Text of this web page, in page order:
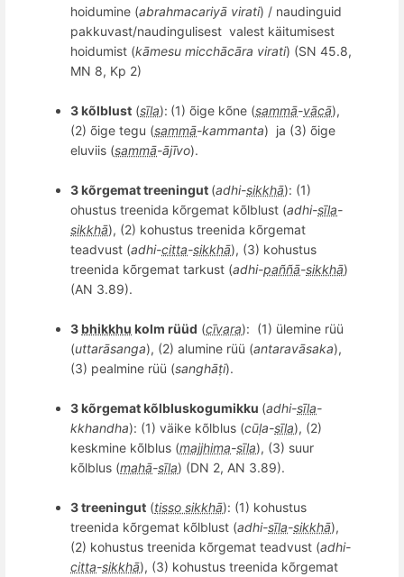
hoidumine (abrahmacariyā virati) / naudinguid
pakkuvast/naudingulisest valest käitumisest
hoidumist (kāmesu micchācāra virati) (SN 45.8,
MN 8, Kp 2)
3 kõlblust (sīla): (1) õige kõne (sammā-vācā),
(2) õige tegu (sammā-kammanta) ja (3) õige
eluviis (sammā-ājīvo).
3 kõrgemat treeningut (adhi-sikkhā): (1)
ohustus treenida kõrgemat kõlblust (adhi-sīla-
sikkhā), (2) kohustus treenida kõrgemat
teadvust (adhi-citta-sikkhā), (3) kohustus
treenida kõrgemat tarkust (adhi-paññā-sikkhā)
(AN 3.89).
3 bhikkhu kolm rüüd (cīvara): (1) ülemine rüü
(uttarāsanga), (2) alumine rüü (antaravāsaka),
(3) pealmine rüü (sanghāṭi).
3 kõrgemat kõlbluskogumikku (adhi-sīla-
kkhandha): (1) väike kõlblus (cūḷa-sīla), (2)
keskmine kõlblus (majjhima-sīla), (3) suur
kõlblus (mahā-sīla) (DN 2, AN 3.89).
3 treeningut (tisso sikkhā): (1) kohustus
treenida kõrgemat kõlblust (adhi-sīla-sikkhā),
(2) kohustus treenida kõrgemat teadvust (adhi-
citta-sikkhā), (3) kohustus treenida kõrgemat